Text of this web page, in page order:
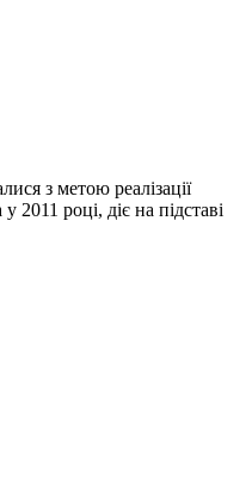
з метою реалізації
2011 році, діє на підставі